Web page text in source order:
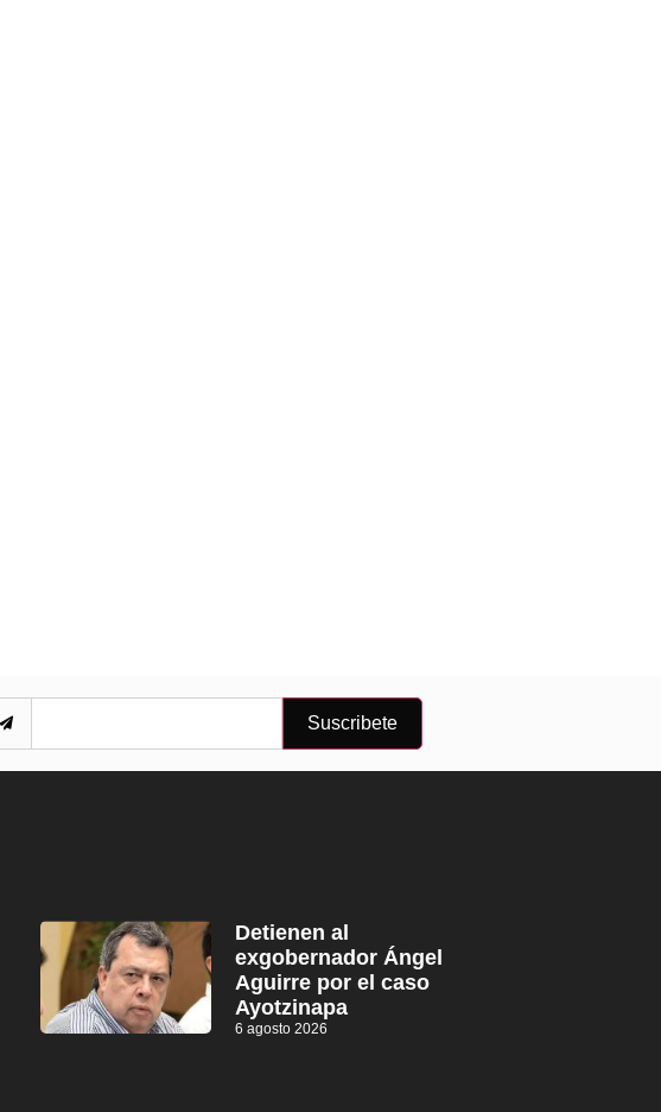
Suscribete
Detienen al
exgobernador Ángel
Aguirre por el caso
Ayotzinapa
6 agosto 2026